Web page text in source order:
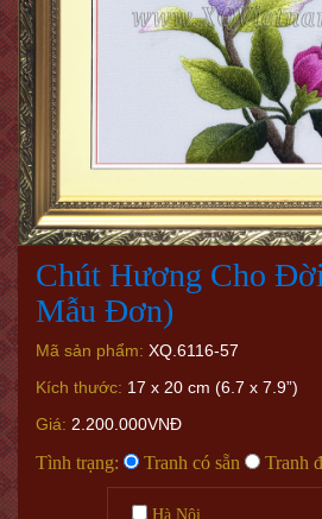
Chút Hương Cho
Mẫu Đơn)
Mã sản phẩm: XQ.6116-57
Kích thước: 17 x 20 cm (6.7 x 7.9”)
Giá: 2.200.000VNĐ
Tình trạng: Tranh có sẵn Tranh
Hà Nội